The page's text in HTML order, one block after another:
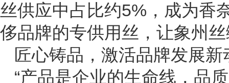
丝供应中占比约5%，成为香
侈品牌的专供用丝，让象州
匠心铸品，激活品牌发展新
“产品是企业的生命线，品